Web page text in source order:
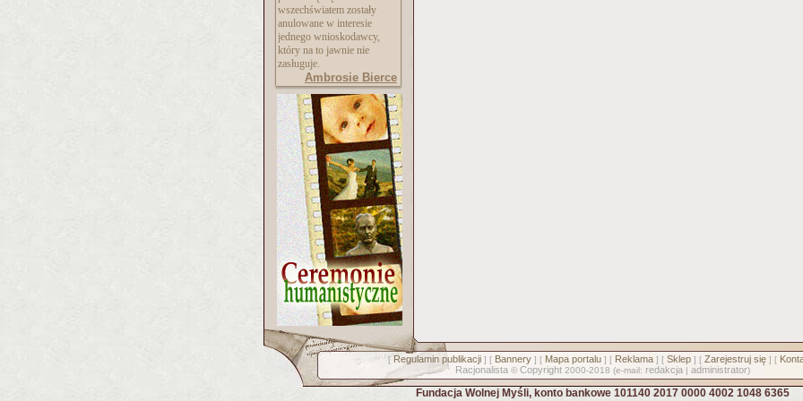
wszechświatem zostały
anulowane w interesie
jednego wnioskodawcy,
który na to jawnie nie
zasługuje.
Ambrosie Bierce
[ Regulamin publikacji] [ Bannery] [ Mapa portalu] [ Reklama] [ Sklep] [ Zarejestruj się] [
Racjonalista © Copyright 2000-2018 (e-mail: redakcja | administrator)
Fundacja Wolnej Myśli, konto bankowe 101140 2017 0000 4002 1048 6365